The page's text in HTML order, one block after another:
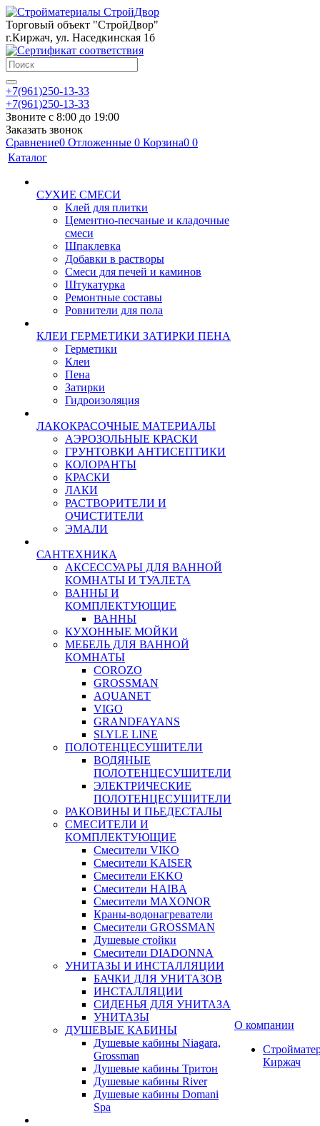
Торговый объект "СтройДвор"
г.Киржач, ул. Наседкинская 1б
+7(961)250-13-33
+7(961)250-13-33
Звоните с 8:00 до 19:00
Заказать звонок
Сравнение0 Отложенные 0 Корзина0 0
Каталог
СУХИЕ СМЕСИ
Клей для плитки
Цементно-песчаные и кладочные
смеси
Шпаклевка
Добавки в растворы
Смеси для печей и каминов
Штукатурка
Ремонтные составы
Ровнители для пола
КЛЕИ ГЕРМЕТИКИ ЗАТИРКИ ПЕНА
Герметики
Клеи
Пена
Затирки
Гидроизоляция
ЛАКОКРАСОЧНЫЕ МАТЕРИАЛЫ
АЭРОЗОЛЬНЫЕ КРАСКИ
ГРУНТОВКИ АНТИСЕПТИКИ
КОЛОРАНТЫ
КРАСКИ
ЛАКИ
РАСТВОРИТЕЛИ И
ОЧИСТИТЕЛИ
ЭМАЛИ
САНТЕХНИКА
АКСЕССУАРЫ ДЛЯ ВАННОЙ
КОМНАТЫ И ТУАЛЕТА
ВАННЫ И
КОМПЛЕКТУЮЩИЕ
ВАННЫ
КУХОННЫЕ МОЙКИ
МЕБЕЛЬ ДЛЯ ВАННОЙ
КОМНАТЫ
COROZO
GROSSMAN
AQUANET
VIGO
GRANDFAYANS
SLYLE LINE
ПОЛОТЕНЦЕСУШИТЕЛИ
ВОДЯНЫЕ
ПОЛОТЕНЦЕСУШИТЕЛИ
ЭЛЕКТРИЧЕСКИЕ
ПОЛОТЕНЦЕСУШИТЕЛИ
РАКОВИНЫ И ПЬЕДЕСТАЛЫ
СМЕСИТЕЛИ И
КОМПЛЕКТУЮЩИЕ
Смесители VIKO
Смесители KAISER
Смесители EKKO
Смесители HAIBA
Смесители MAXONOR
Краны-водонагреватели
Смесители GROSSMAN
Душевые стойки
Смесители DIADONNA
УНИТАЗЫ И ИНСТАЛЛЯЦИИ
БАЧКИ ДЛЯ УНИТАЗОВ
ИНСТАЛЛЯЦИИ
СИДЕНЬЯ ДЛЯ УНИТАЗА
УНИТАЗЫ
ДУШЕВЫЕ КАБИНЫ
Душевые кабины Niagara,
Grossman
Душевые кабины Тритон
Душевые кабины River
Душевые кабины Domani
Spa
О компании
Киржач